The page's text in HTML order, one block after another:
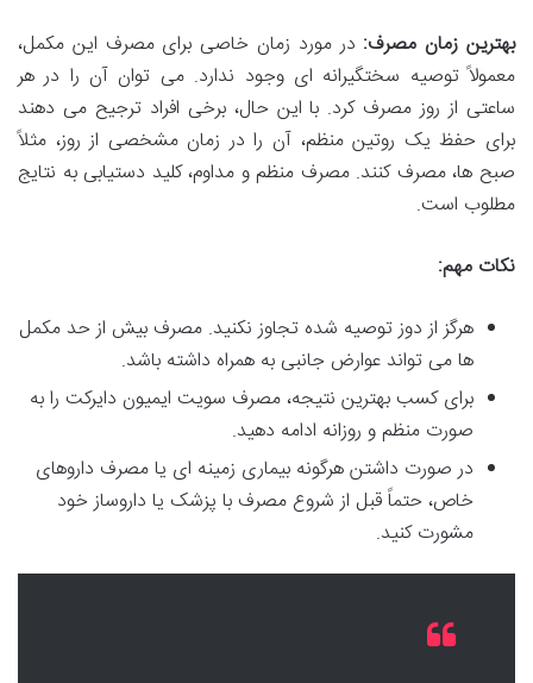
بهترین زمان مصرف: در مورد زمان خاصی برای مصرف این مکمل،
معمولاً توصیه سختگیرانه ای وجود ندارد. می توان آن را در هر
ساعتی از روز مصرف کرد. با این حال، برخی افراد ترجیح می دهند
برای حفظ یک روتین منظم، آن را در زمان مشخصی از روز، مثلاً
صبح ها، مصرف کنند. مصرف منظم و مداوم، کلید دستیابی به نتایج
مطلوب است.
نکات مهم:
هرگز از دوز توصیه شده تجاوز نکنید. مصرف بیش از حد مکمل
ها می تواند عوارض جانبی به همراه داشته باشد.
برای کسب بهترین نتیجه، مصرف سویت ایمیون دایرکت را به
صورت منظم و روزانه ادامه دهید.
در صورت داشتن هرگونه بیماری زمینه ای یا مصرف داروهای
خاص، حتماً قبل از شروع مصرف با پزشک یا داروساز خود
مشورت کنید.